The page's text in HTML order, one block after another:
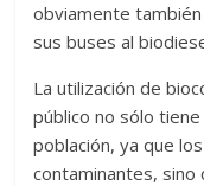
obviamente
sus buses al
La utilización de
público no sólo
población, ya que
contaminantes,